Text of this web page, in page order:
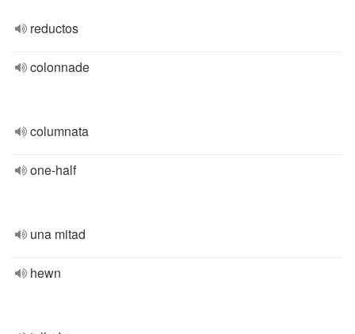
reductos
colonnade
columnata
one-half
una mitad
hewn